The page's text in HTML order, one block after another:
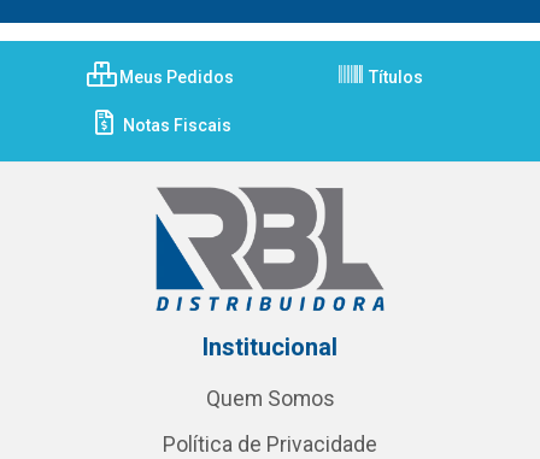
Meus Pedidos Títulos
Notas Fiscais
Institucional
Quem Somos
Política de Privacidade